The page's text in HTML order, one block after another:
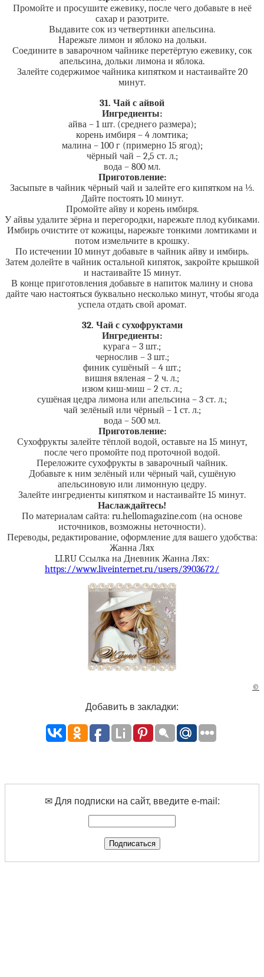
Промойте и просушите ежевику, после чего добавьте в неё
сахар и разотрите.
Выдавите сок из четвертинки апельсина.
Нарежьте лимон и яблоко на дольки.
Соедините в заварочном чайнике перетёртую ежевику, сок
апельсина, дольки лимона и яблока.
Залейте содержимое чайника кипятком и настаивайте 20
минут.
31. Чай с айвой
Ингредиенты:
айва – 1 шт. (среднего размера);
корень имбиря – 4 ломтика;
малина – 100 г (примерно 15 ягод);
чёрный чай – 2,5 ст. л.;
вода – 800 мл.
Приготовление:
Засыпьте в чайник чёрный чай и залейте его кипятком на ⅓.
Дайте постоять 10 минут.
Промойте айву и корень имбиря.
У айвы удалите зёрна и перегородки, нарежьте плод кубиками.
Имбирь очистите от кожицы, нарежьте тонкими ломтиками и
потом измельчите в крошку.
По истечении 10 минут добавьте в чайник айву и имбирь.
Затем долейте в чайник остальной кипяток, закройте крышкой
и настаивайте 15 минут.
В конце приготовления добавьте в напиток малину и снова
дайте чаю настояться буквально несколько минут, чтобы ягода
успела отдать свой аромат.
32. Чай с сухофруктами
Ингредиенты:
курага – 3 шт.;
чернослив – 3 шт.;
финик сушёный – 4 шт.;
вишня вяленая – 2 ч. л.;
изюм киш-миш – 2 ст. л.;
сушёная цедра лимона или апельсина – 3 ст. л.;
чай зелёный или чёрный – 1 ст. л.;
вода – 500 мл.
Приготовление:
Сухофрукты залейте тёплой водой, оставьте на 15 минут,
после чего промойте под проточной водой.
Переложите сухофрукты в заварочный чайник.
Добавьте к ним зелёный или чёрный чай, сушёную
апельсиновую или лимонную цедру.
Залейте ингредиенты кипятком и настаивайте 15 минут.
Наслаждайтесь!
По материалам сайта: ru.hellomagazine.com (на основе
источников, возможны неточности).
Переводы, редактирование, оформление для вашего удобства:
Жанна Лях
LI.RU Ссылка на Дневник Жанна Лях:
https://www.liveinternet.ru/users/3903672/
©
Добавить в закладки:
✉ Для подписки на сайт, введите e-mail: